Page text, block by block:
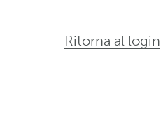
Ritorna al login